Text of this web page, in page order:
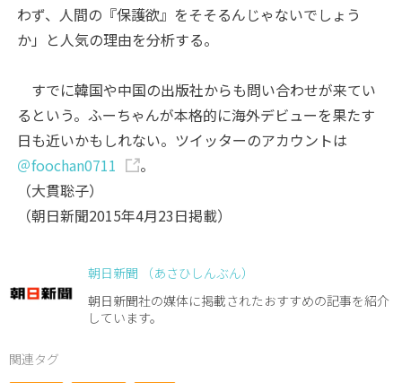
わず、人間の『保護欲』をそそるんじゃないでしょう
か」と人気の理由を分析する。
すでに韓国や中国の出版社からも問い合わせが来てい
るという。ふーちゃんが本格的に海外デビューを果たす
日も近いかもしれない。ツイッターのアカウントは
＠foochan0711
。
（大貫聡子）
（朝日新聞2015年4月23日掲載）
朝日新聞 （あさひしんぶん）
朝日新聞社の媒体に掲載されたおすすめの記事を紹介
しています。
関連タグ